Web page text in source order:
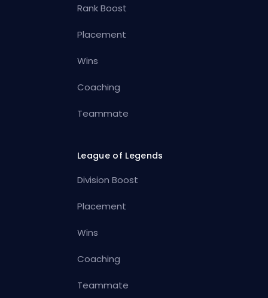
Rank Boost
Placement
Wins
Coaching
Teammate
League of Legends
Division Boost
Placement
Wins
Coaching
Teammate